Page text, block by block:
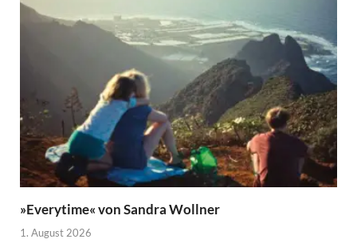
»Everytime« von Sandra Wollner
1. August 2026